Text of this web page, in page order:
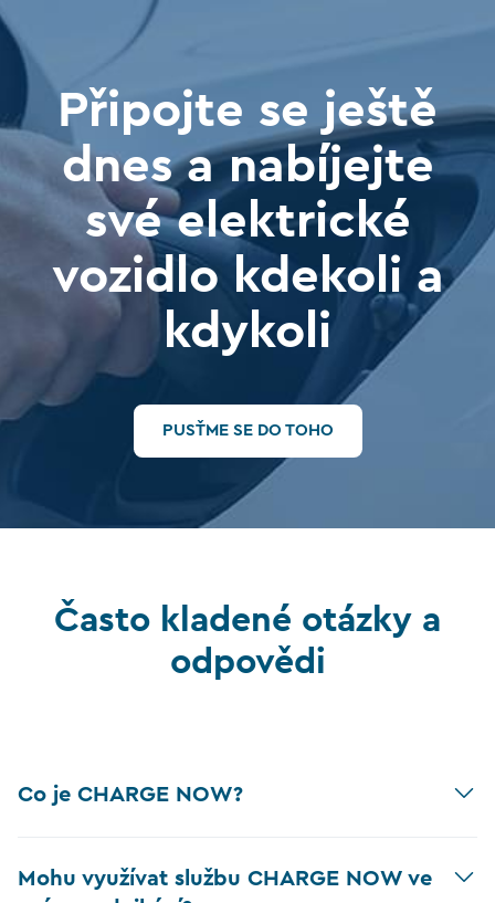
Připojte se ještě
dnes a nabíjejte
své elektrické
vozidlo kdekoli a
kdykoli
PUSŤME SE DO TOHO
Často kladené otázky a
odpovědi
Co je CHARGE NOW?
Mohu využívat službu CHARGE NOW ve